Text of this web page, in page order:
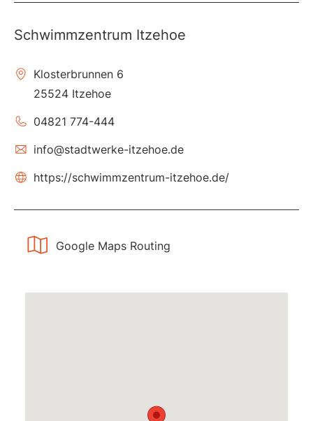
Schwimmzentrum Itzehoe
Klosterbrunnen 6
25524 Itzehoe
04821 774-444
info@stadtwerke-itzehoe.de
https://schwimmzentrum-itzehoe.de/
Google Maps Routing